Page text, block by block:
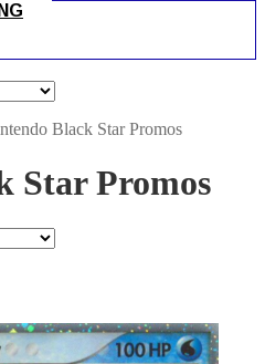
Black Star Promos
Star Promos